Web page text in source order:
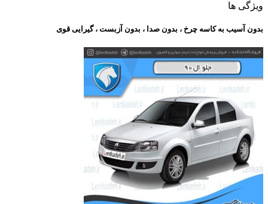
ویژگی ها
بدون آسیب به کاسه چرخ ، بدون صدا ، بدون آزبست ، گیرایی قوی​